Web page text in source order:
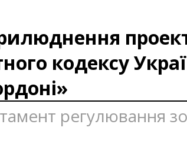
кодексу
регулювання